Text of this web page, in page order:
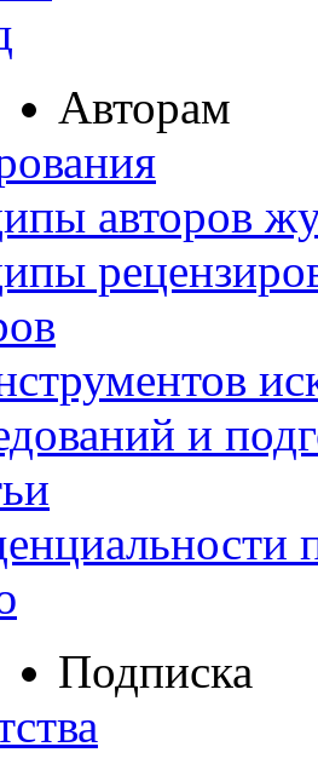
Авторам
авторов
и
Подписка